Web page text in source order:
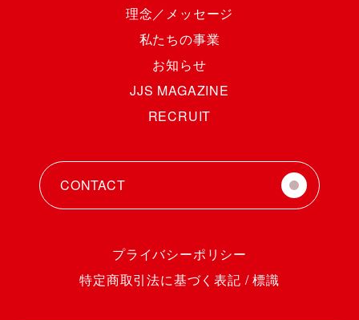
理念／メッセージ
私たちの事業
お知らせ
JJS MAGAZINE
RECRUIT
CONTACT
プライバシーポリシー
特定商取引法に基づく表記 / 標識